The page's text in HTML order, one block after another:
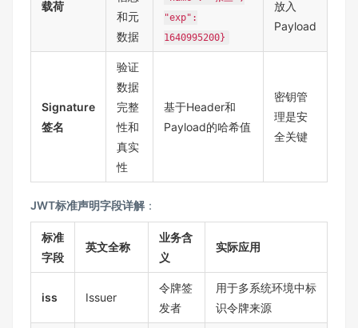
载荷
和元
数据
"exp":
1640995200}
放入
Payload
Signature
签名
验证
数据
完整
性和
真实
性
基于Header和
Payload的哈希值
密钥管
理是安
全关键
JWT标准声明字段详解：
标准
字段
英文全称
业务含
义
实际应用
iss Issuer
令牌签
发者
用于多系统环境中标
识令牌来源